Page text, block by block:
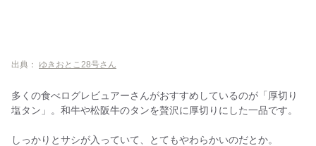
出典： ゆきおとこ28号さん
多くの食べログレビュアーさんがおすすめしているのが「厚切り
塩タン」。和牛や松阪牛のタンを贅沢に厚切りにした一品です。
しっかりとサシが入っていて、とてもやわらかいのだとか。